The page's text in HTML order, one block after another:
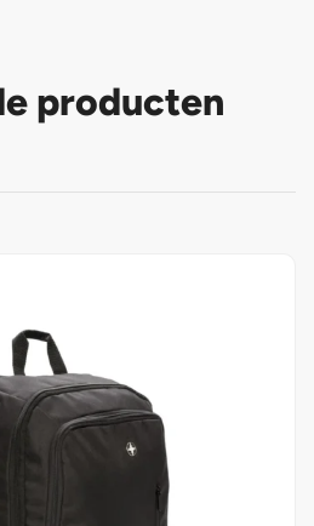
producten